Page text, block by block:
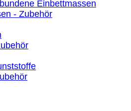
Einbettmassen
- Zubehör